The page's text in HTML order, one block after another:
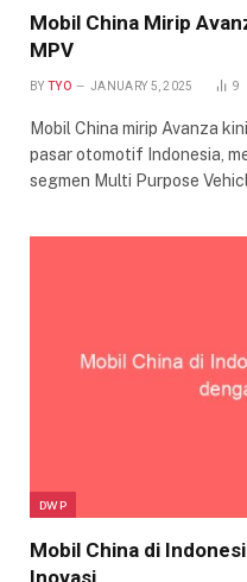
Mobil China Mirip
MPV
BY TYO JANUARY 5, 2025 9
Mobil China mirip Avanza
pasar otomotif Indonesia,
segmen Multi Purpose
DWP
Mobil China di